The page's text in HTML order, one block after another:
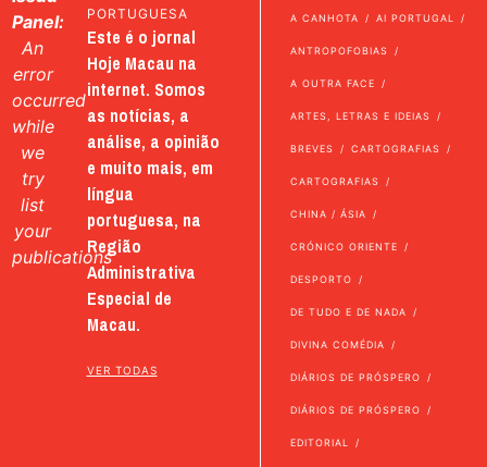
Panel:
An
error
occurred
while
we
try
list
your
publications
PORTUGUESA
Este é o jornal
Hoje Macau na
internet. Somos
as notícias, a
análise, a opinião
e muito mais, em
língua
portuguesa, na
Região
Administrativa
Especial de
Macau.
VER TODAS
A CANHOTA AI PORTUGAL
ANTROPOFOBIAS
A OUTRA FACE
ARTES, LETRAS E IDEIAS
BREVES CARTOGRAFIAS
CARTOGRAFIAS
CHINA / ÁSIA
CRÓNICO ORIENTE
DESPORTO
DE TUDO E DE NADA
DIVINA COMÉDIA
DIÁRIOS DE PRÓSPERO
DIÁRIOS DE PRÓSPERO
EDITORIAL